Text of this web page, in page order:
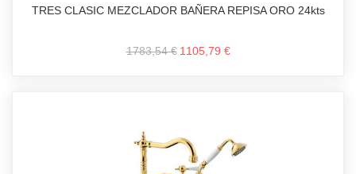
TRES CLASIC MEZCLADOR BAÑERA REPISA ORO 24kts
1783,54 € 1105,79 €